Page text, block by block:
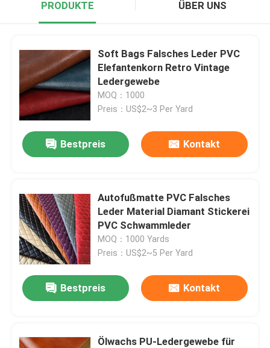
PRODUKTE ÜBER UNS
Soft Bags Falsches Leder PVC
Elefantenkorn Retro Vintage
Ledergewebe
MOQ：1000
Preis：US$2~3 Per Yard
Bestpreis Kontakt
Autofußmatte PVC Falsches
Leder Material Diamant Stickerei
PVC Schwammleder
MOQ：1000 Yards
Preis：US$2~5 Per Yard
Bestpreis Kontakt
Ölwachs PU-Ledergewebe für